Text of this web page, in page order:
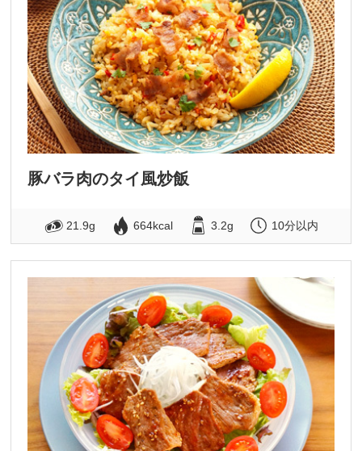
豚バラ肉のタイ風炒飯
21.9g 664kcal 3.2g 10分以内